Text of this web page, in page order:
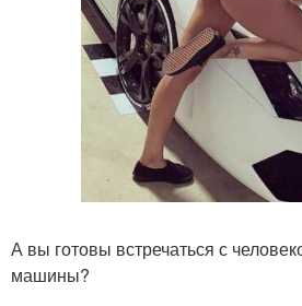
А вы готовы встречаться с
машины?